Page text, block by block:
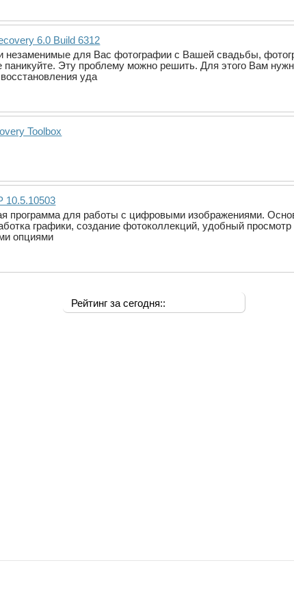
6.0 Build 6312
незаменимые для Вас фотографии с Вашей свадьбы,
паникуйте. Эту проблему можно решить. Для этого Вам
уда
Toolbox
10.5.10503
программа для работы с цифровыми изображениями.
графики, создание фотоколлекций, удобный
опциями
Рейтинг за сегодня::